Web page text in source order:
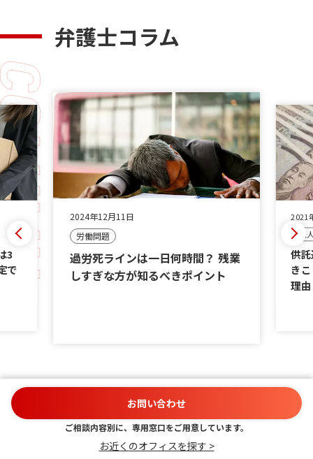
弁護士コラム
業
ト
2021年07月27日
[法人]債権回収
供託通知書が届いた場合にやるべ
きこととは？ 弁護士に相談すべき
個
ド
説
お問い合わせ
ご相談内容別に、専用窓口をご用意しています。
お近くのオフィスを探す >